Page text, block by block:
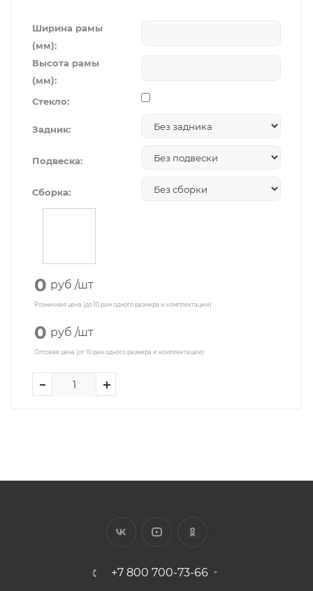
Ширина рамы
(мм):
Высота рамы
(мм):
Стекло:
Задник:
Подвеска:
Сборка:
0 руб /шт
Розничная цена (до 10 рам одного размера и комплектации)
0 руб /шт
Оптовая цена (от 10 рам одного размера и комплектации)
+7 800 700-73-66